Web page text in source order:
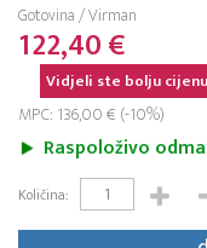
Gotovina / Virman
122,40 €
Vidjeli ste bolju
MPC: 136,00 € (-10%)
Raspoloživo
Količina: